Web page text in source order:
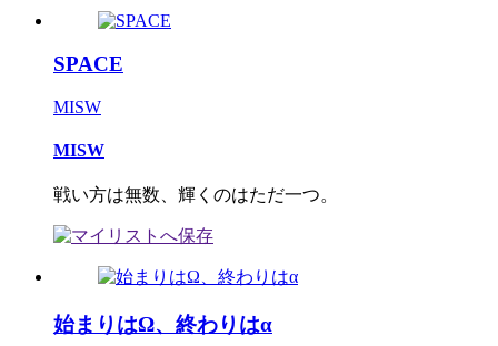
SPACE
MISW
MISW
戦い方は無数、輝くのはただ一つ。
始まりはΩ、終わりはα